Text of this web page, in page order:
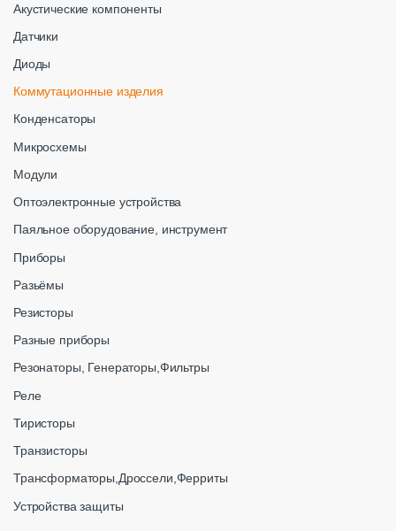
Акустические компоненты
Датчики
Диоды
Коммутационные изделия
Конденсаторы
Микросхемы
Модули
Оптоэлектронные устройства
Паяльное оборудование, инструмент
Приборы
Разьёмы
Резисторы
Разные приборы
Резонаторы, Генераторы,Фильтры
Реле
Тиристоры
Транзисторы
Трансформаторы,Дроссели,Ферриты
Устройства защиты